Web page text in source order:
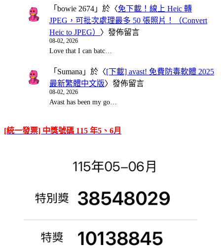
「 bowie 2674 」於〈免下載！線上 Heic 轉
JPEG，可批次處理最多 50 張照片！（Convert
Heic to JPEG） 〉發佈留言
08-02, 2026
Love that I can batc…
「 Sumana 」於〈[下載] avast! 免費防毒軟體 2025
最新繁體中文版〉發佈留言
08-02, 2026
Avast has been my go…
[統一發票] 中獎號碼 115 年5、6月